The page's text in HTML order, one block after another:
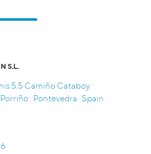
S.L.
5.5 Camiño Cataboy
· Pontevedra · Spain